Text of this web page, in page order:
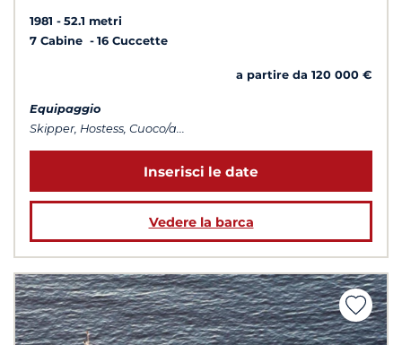
1981
52.1 metri
7 Cabine
16 Cuccette
a partire da 120 000 €
Equipaggio
Skipper, Hostess, Cuoco/a...
Inserisci le date
Vedere la barca